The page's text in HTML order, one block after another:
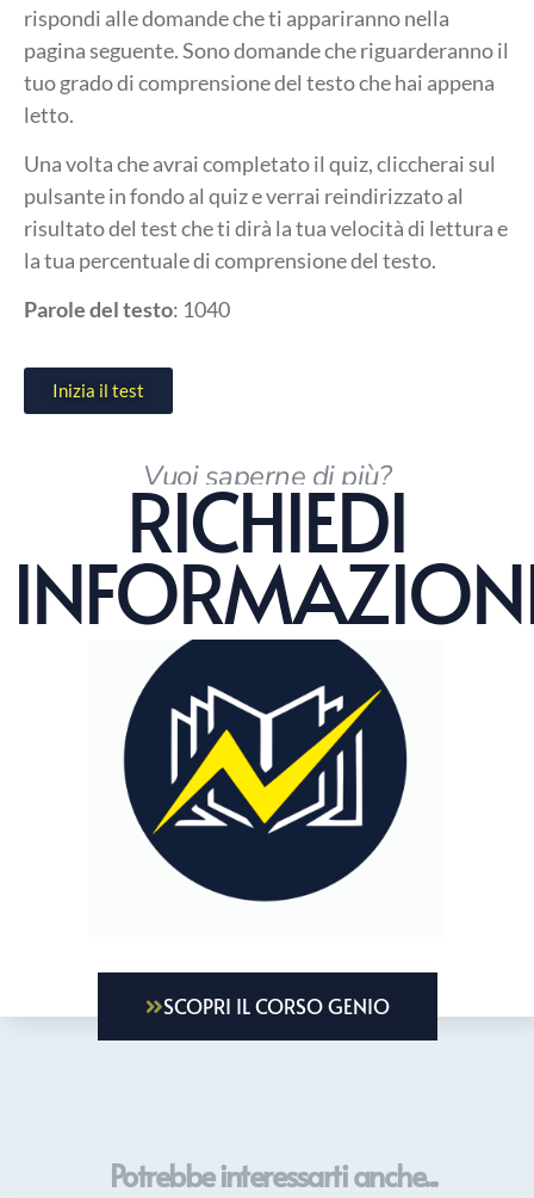
rispondi alle domande che ti appariranno nella
pagina seguente. Sono domande che riguarderanno il
tuo grado di comprensione del testo che hai appena
letto.
Una volta che avrai completato il quiz, cliccherai sul
pulsante in fondo al quiz e verrai reindirizzato al
risultato del test che ti dirà la tua velocità di lettura e
la tua percentuale di comprensione del testo.
Parole del testo: 1040
Inizia il test
Vuoi saperne di più?
RICHIEDI
SCOPRI IL CORSO GENIO
Potrebbe interessarti anche...